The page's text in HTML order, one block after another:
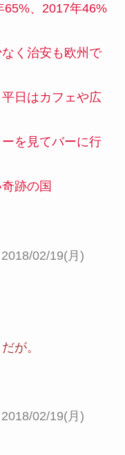
65%、2017年46%
く治安も欧州で
日はカフェや広
を見てバーに行
跡の国
2018/02/19(月)
が。
2018/02/19(月)